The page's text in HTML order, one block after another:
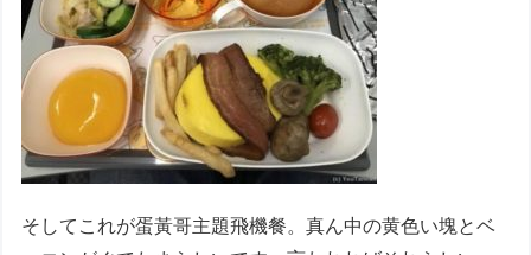
そしてこれが蛋黃哥主題飛機餐。真ん中の黄色い塊とベ